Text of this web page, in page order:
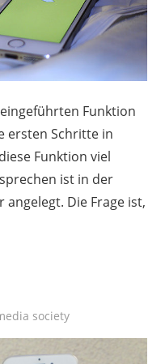
Funktion
ersten Schritte in
Funktion viel
ist in der
Die Frage ist,
society